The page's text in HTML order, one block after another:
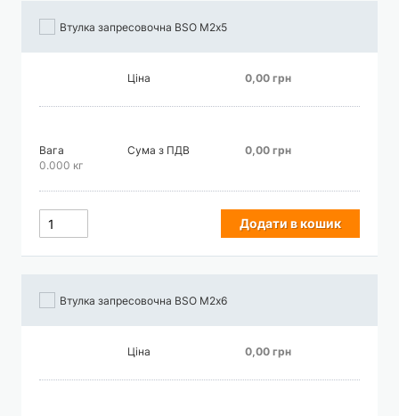
Втулка запресовочна BSO М2х5
Ціна 0,00 грн
Вага
0.000 кг
Сума з ПДВ 0,00 грн
Додати в кошик
Втулка запресовочна BSO М2х6
Ціна 0,00 грн